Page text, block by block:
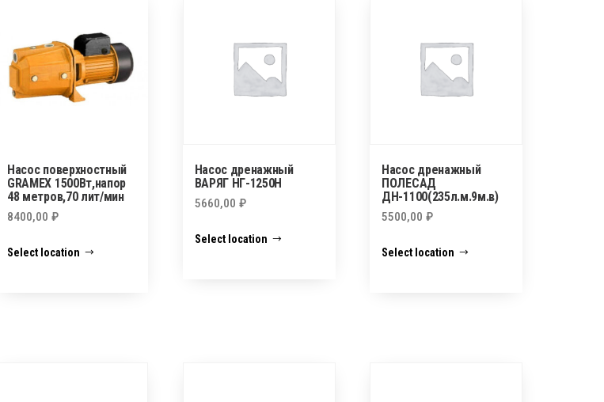
Насос поверхностный
GRAMEX 1500Вт,напор
48 метров,70 лит/мин
8400,00₽
Select location
Насос дренажный
ВАРЯГ НГ-1250Н
5660,00 ₽
Select location
Насос дренажный
ПОЛЕСАД
ДН-1100(235л.м.9м.в)
5500,00₽
Select location